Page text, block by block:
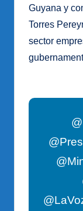
Guyana y
Torres
sector